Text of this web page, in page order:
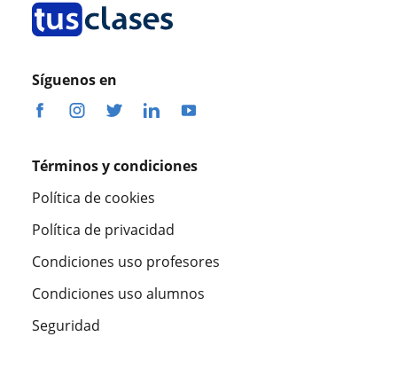
Síguenos en
Términos y condiciones
Política de cookies
Política de privacidad
Condiciones uso profesores
Condiciones uso alumnos
Seguridad